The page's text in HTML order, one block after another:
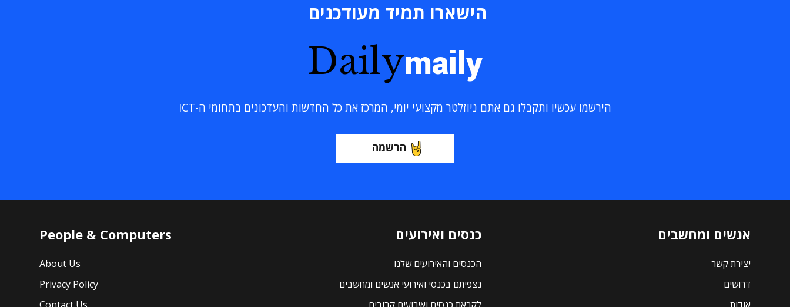
הישארו תמיד מעודכנים
Dailymaily
הירשמו עכשיו ותקבלו גם אתם ניוזלטר מקצועי יומי, המרכז את כל החדשות והעדכונים בתחומי ה-ICT
הרשמה
אנשים ומחשבים
יצירת קשר
דרושים
כנסים ואירועים
הכנסים והאירועים שלנו
נצפיתם בכנסי ואירועי אנשים ומחשבים
People & Computers
About Us
Privacy Policy